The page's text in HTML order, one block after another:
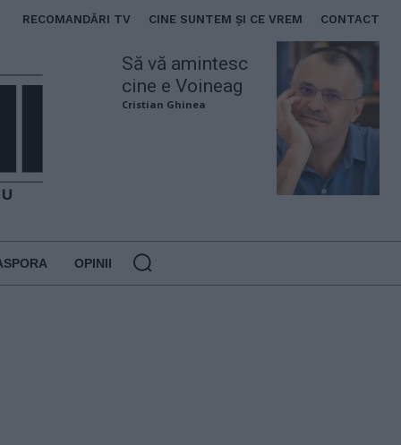
RECOMANDĂRI TV CINE SUNTEM ȘI CE VREM CONTACT
Să vă amintesc
cine e Voineag
Cristian Ghinea
OPINII